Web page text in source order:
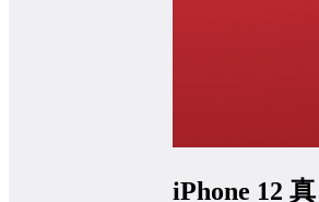
iPhone 12 真